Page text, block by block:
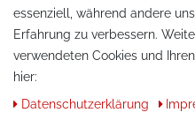
essenziell, während andere
Erfahrung zu verbessern.
verwendeten Cookies und
hier:
Daten­schutz­erklärung